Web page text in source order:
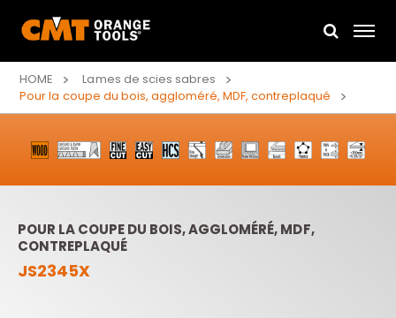
HOME
Lames de scies sabres
Pour la coupe du bois, aggloméré, MDF, contreplaqué
POUR LA COUPE DU BOIS, AGGLOMÉRÉ, MDF,
CONTREPLAQUÉ
JS2345X